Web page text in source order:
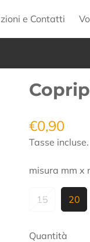
e Contatti
Prezzo
regolare
€0,90
Tasse incluse.
misura mm x
15 20
Quantità